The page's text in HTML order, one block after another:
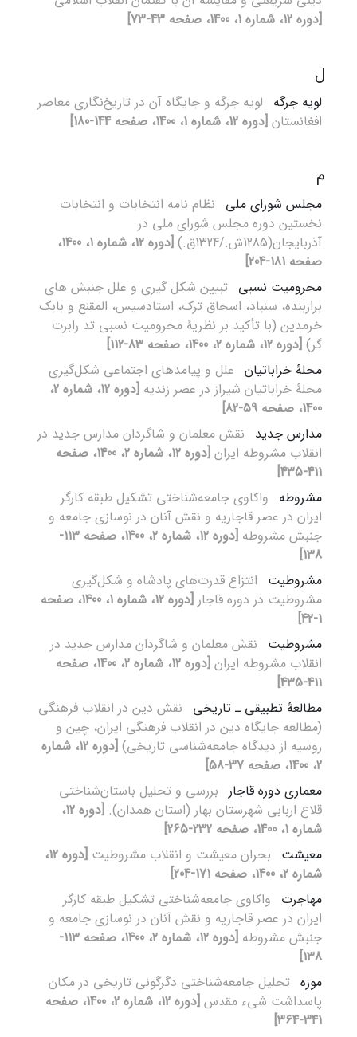
[دوره 12، شماره 1، 1400، صفحه 43-73]
ل
لویه جرگه لویه جرگه‌ و جایگاه آن در تاریخ‌نگاری معاصر
افغانستان [دوره 12، شماره 1، 1400، صفحه 144-180]
م
مجلس شورای ملی نظام نامه انتخابات و انتخابات
نخستین دوره مجلس شورای ملی در
آذربایجان(1285ش./1324ق.)
[دوره 12، شماره 1، 1400،
صفحه 181-204]
محرومیت نسبی تبیین شکل گیری و علل جنبش های
برازبنده، سنباد، اسحاق ترک، استادسیس، المقنع و بابک
خرمدین (با تأکید بر نظریۀ محرومیت نسبی تد رابرت
گر) [دوره 12، شماره 2، 1400، صفحه 83-112]
محلۀ خراباتیان علل و پیامدهای اجتماعی شکل‌گیری
محلۀ خراباتیان شیراز در عصر زندیه
[دوره 12، شماره 2،
1400، صفحه 59-82]
مدارس جدید نقش معلمان و شاگردان مدارس جدید در
انقلاب مشروطه ایران
[دوره 12، شماره 2، 1400، صفحه
411-435]
مشروطه واکاوی جامعه‌شناختی تشکیل طبقه کارگر
ایران در عصر قاجاریه و نقش آنان در نوسازی جامعه و
جنبش مشروطه
[دوره 12، شماره 2، 1400، صفحه 113-
138]
مشروطیت انتزاع قدرت‌های پادشاه و شکل‌گیری
مشروطیت در دوره قاجار
[دوره 12، شماره 1، 1400، صفحه
1-42]
مشروطیت نقش معلمان و شاگردان مدارس جدید در
انقلاب مشروطه ایران
[دوره 12، شماره 2، 1400، صفحه
411-435]
مطالعۀ تطبیقی ـ تاریخی نقش دین در انقلاب فرهنگی
(مطالعه جایگاه دین در انقلاب فرهنگی ایران، چین و
روسیه از دیدگاه جامعه‌شناسی ‌تاریخی)‌
[دوره 12، شماره
2، 1400، صفحه 37-58]
معماری دوره قاجار بررسی و تحلیل باستان‌شناختی
قلاع اربابی شهرستان بهار (استان همدان).
[دوره 12،
شماره 1، 1400، صفحه 232-265]
معیشت بحران معیشت و انقلاب مشروطیت
[دوره 12،
شماره 2، 1400، صفحه 171-204]
مهاجرت واکاوی جامعه‌شناختی تشکیل طبقه کارگر
ایران در عصر قاجاریه و نقش آنان در نوسازی جامعه و
جنبش مشروطه
[دوره 12، شماره 2، 1400، صفحه 113-
138]
موزه تحلیل جامعه‌شناختی دگرگونی تاریخی در مکان
پاسداشت شیء مقدس
[دوره 12، شماره 2، 1400، صفحه
341-364]